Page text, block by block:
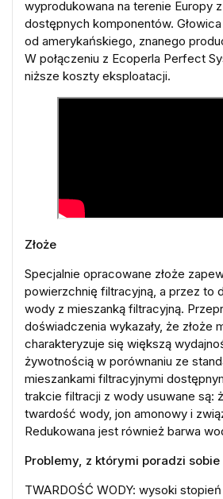
wyprodukowana na terenie Europy
dostępnych komponentów.
od amerykańskiego, znanego
W połączeniu z Ecoperla Perfect
niższe koszty eksploatacji.
Złoże
Specjalnie opracowane złoże
powierzchnię filtracyjną, a przez to
wody z mieszanką filtracyjną.
doświadczenia wykazały, że złoże
charakteryzuje się większą
żywotnością w porównaniu ze
mieszankami filtracyjnymi
trakcie filtracji z wody usuwane są:
twardość wody, jon amonowy i
Redukowana jest również barwa
Problemy, z którymi poradzi
TWARDOŚĆ WODY: wysoki